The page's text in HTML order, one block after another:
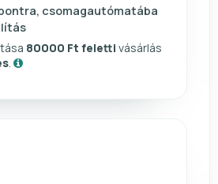
csomagautómatába
80000 Ft feletti vásárlás